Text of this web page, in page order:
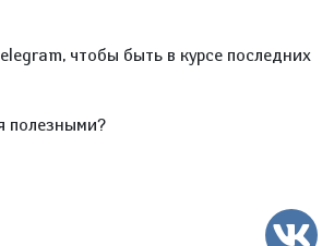
чтобы быть в курсе последних
полезными?